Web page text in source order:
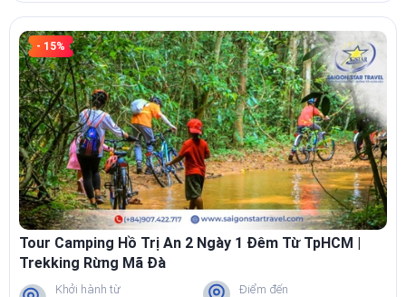
- 15%
Tour Camping Hồ Trị An 2 Ngày 1 Đêm Từ TpHCM |
Trekking Rừng Mã Đà
Khởi hành từ
Điểm đến